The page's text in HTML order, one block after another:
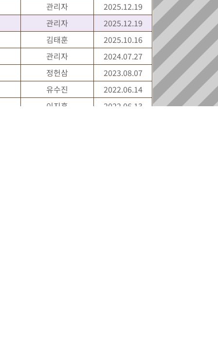
관리자
2025.12.19
관리자
2025.12.19
김태훈
2025.10.16
관리자
2024.07.27
정헌삼
2023.08.07
유수진
2022.06.14
이지훈
2022.06.13